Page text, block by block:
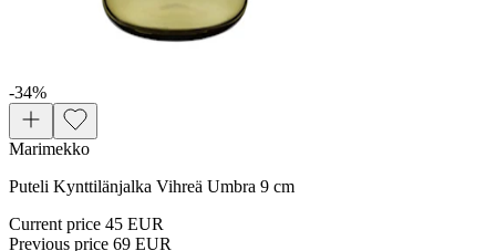
-34%
Marimekko
Puteli Kynttilänjalka Vihreä Umbra 9 cm
Current price 45 EUR
Previous price 69 EUR